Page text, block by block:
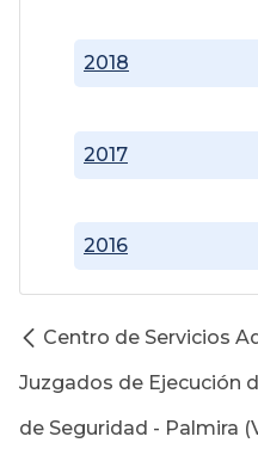
2016
2017
2018
Centro de Servicios
Juzgados de Ejecución
de Seguridad - Palmira